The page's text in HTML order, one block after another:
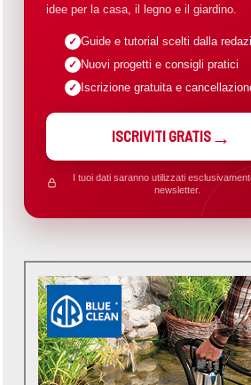
idee per la casa, il legno e il giardino.
Guide e tutorial scelti dalla
Nuovi progetti e consigli pratici
Iscrizione gratuita e
ISCRIVITI GRATIS
I tuoi dati saranno utilizzati
newsletter.